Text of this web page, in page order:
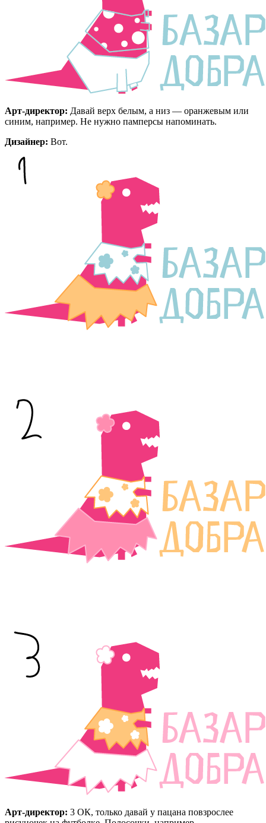
Арт-директор: Давай верх белым, а низ — оранжевым или
синим, например. Не нужно памперсы напоминать.
Дизайнер: Вот.
Арт-директор: 3 ОК, только давай у пацана повзрослее